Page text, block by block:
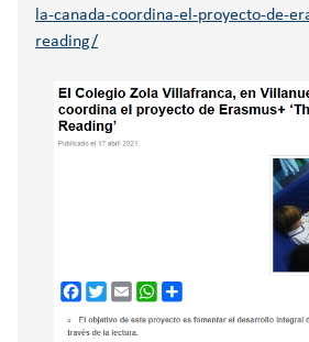
la-canada-coordina-el-proyecto-de-
reading/